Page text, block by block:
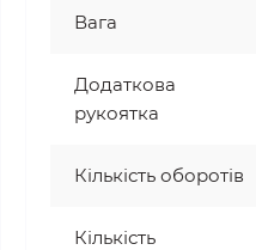
Вага
Додаткова
рукоятка
Кількість оборотів
Кількість